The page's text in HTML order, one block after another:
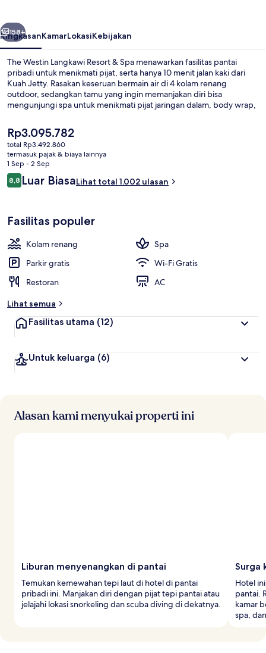
Spa
Berikutnya
158+
RingkasanKamarLokasiKebijakan
The Westin Langkawi Resort & Spa menawarkan fasilitas pantai
pribadi untuk menikmati pijat, serta hanya 10 menit jalan kaki dari
Kuah Jetty. Rasakan keseruan bermain air di 4 kolam renang
outdoor, sedangkan tamu yang ingin memanjakan diri bisa
mengunjungi spa untuk menikmati pijat jaringan dalam, body wrap,
malam. Keunggulan lain di hotel mewah ini meliputi 2 bar/lounge,
bar tepi kolam renang, dan pusat kebugaran 24 jam. Para traveler
menyukai staf.
Harga
saat
ini
Rp3.095.782
Rp3.095.782
total Rp3.492.860
termasuk pajak & biaya lainnya
1 Sep - 2 Sep
Ulasan
8,88,8 dari 10
Luar BiasaLihat total 1.002 ulasan
Fasilitas populer
Kolam renang
Spa
Parkir gratis
Wi-Fi Gratis
Restoran
AC
Lihat semua
Fasilitas utama (12)
Untuk keluarga (6)
Alasan kami menyukai properti ini
Liburan menyenangkan di pantai
Temukan kemewahan tepi laut di hotel di pantai
pribadi ini. Manjakan diri dengan pijat tepi pantai atau
jelajahi lokasi snorkeling dan scuba diving di dekatnya.
Surga
Hotel
pantai.
kamar
spa,